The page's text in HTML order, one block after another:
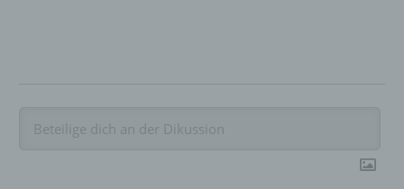
Auslesen, das Abfragen, die Verwendung,